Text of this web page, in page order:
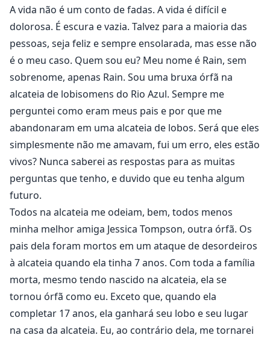
Orleans, na tentativa de encontrar uma bruxa que
ajude a treinar Rain a usar sua magia. Mas logo
descobrirão que a Deusa da Lua tem um plano para
Rain e sua recém-descoberta família. Ela é tirada de
sua vida miserável e lançada em uma montanha-russa
de altos e baixos, encontrando seu companheiro dado
pela deusa, descobrindo o passado de sua família e
até lutando em uma guerra para salvar todas as
espécies sobrenaturais. O que o destino reserva para
elas? Rain encontrará seu final feliz?
A vida não é um conto de fadas. A vida é difícil e
dolorosa. É escura e vazia. Talvez para a maioria das
pessoas, seja feliz e sempre ensolarada, mas esse não
é o meu caso. Quem sou eu? Meu nome é Rain, sem
sobrenome, apenas Rain. Sou uma bruxa órfã na
alcateia de lobisomens do Rio Azul. Sempre me
perguntei como eram meus pais e por que me
abandonaram em uma alcateia de lobos. Será que eles
simplesmente não me amavam, fui um erro, eles estão
vivos? Nunca saberei as respostas para as muitas
perguntas que tenho, e duvido que eu tenha algum
futuro.
Todos na alcateia me odeiam, bem, todos menos
minha melhor amiga Jessica Tompson, outra órfã. Os
pais dela foram mortos em um ataque de desordeiros
à alcateia quando ela tinha 7 anos. Com toda a família
morta, mesmo tendo nascido na alcateia, ela se
tornou órfã como eu. Exceto que, quando ela
completar 17 anos, ela ganhará seu lobo e seu lugar
na casa da alcateia. Eu, ao contrário dela, me tornarei